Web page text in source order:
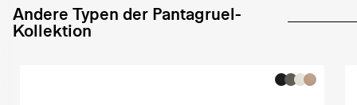
Andere Typen der Pantagruel-
Kollektion